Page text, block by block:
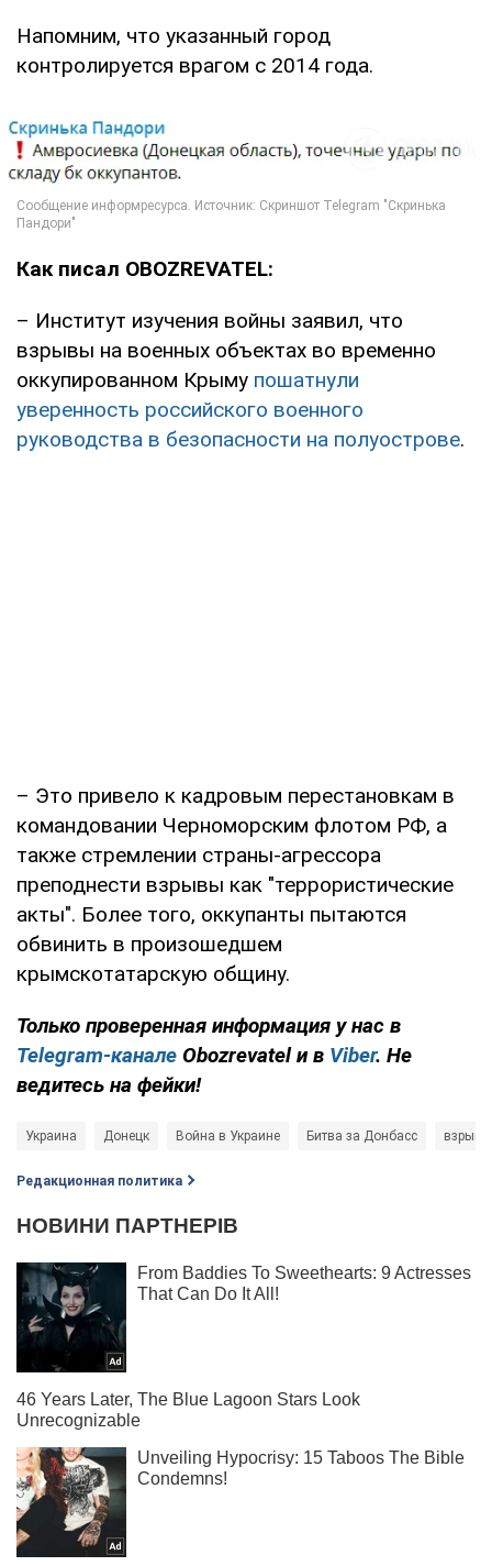
Напомним, что указанный город
контролируется врагом с 2014 года.
Как писал OBOZREVATEL:
– Институт изучения войны заявил, что
взрывы на военных объектах во временно
оккупированном Крыму пошатнули
уверенность российского военного
руководства в безопасности на полуострове.
– Это привело к кадровым перестановкам в
командовании Черноморским флотом РФ, а
также стремлении страны-агрессора
преподнести взрывы как "террористические
акты". Более того, оккупанты пытаются
обвинить в произошедшем
крымскотатарскую общину.
Только проверенная информация у нас в
Telegram-канале Obozrevatel и в Viber. Не
ведитесь на фейки!
Украина Донецк Война в Украине Битва за Донбасс взрыв
Редакционная политика